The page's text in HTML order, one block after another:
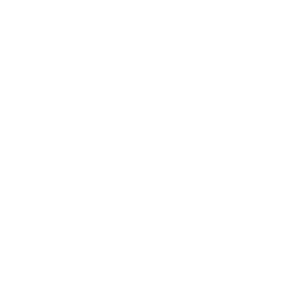
Au tour ensuite des
Adson, d'abord, par
avant que Bamba ne
travail de Simon,
du Nigérian. Bamba,
En confiance, les
partie. Le public de La
finalement ovationner